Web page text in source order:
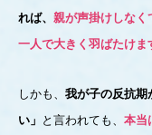
れば、 親が声掛けしなく
一人で大きく羽ばたけま
しかも、 我が子の反抗期
い」 と言われても、 本当